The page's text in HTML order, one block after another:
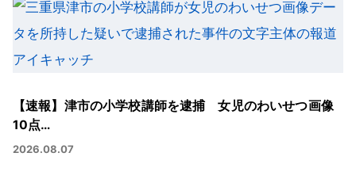
【速報】津市の小学校講師を逮捕 女児のわいせつ画像
10点…
2026.08.07